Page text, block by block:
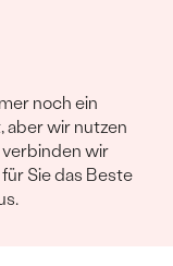
noch ein
aber wir nutzen
wir
Sie das Beste